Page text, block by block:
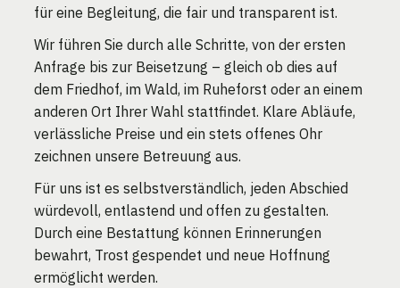
für eine Begleitung, die fair und transparent ist.
Wir führen Sie durch alle Schritte, von der ersten
Anfrage bis zur Beisetzung – gleich ob dies auf
dem Friedhof, im Wald, im Ruheforst oder an einem
anderen Ort Ihrer Wahl stattfindet. Klare Abläufe,
verlässliche Preise und ein stets offenes Ohr
zeichnen unsere Betreuung aus.
Für uns ist es selbstverständlich, jeden Abschied
würdevoll, entlastend und offen zu gestalten.
Durch eine Bestattung können Erinnerungen
bewahrt, Trost gespendet und neue Hoffnung
ermöglicht werden.